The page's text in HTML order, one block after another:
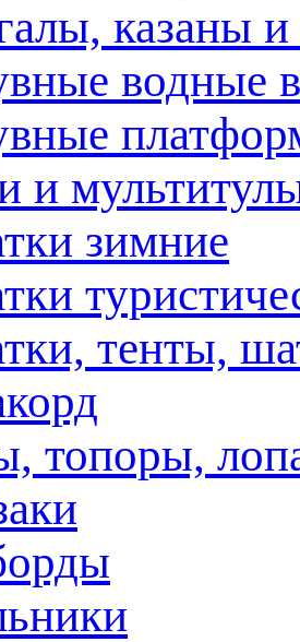
казаны и
водные
и
зимние
тенты,
топоры,